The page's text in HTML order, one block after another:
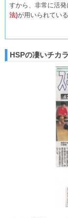
すから、非常に活
法)が用いられている
HSPの凄いチカ